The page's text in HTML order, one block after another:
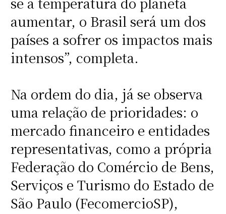
aumentar, o Brasil será um dos
países a sofrer os impactos mais
intensos”, completa.
Na ordem do dia, já se observa
uma relação de prioridades: o
mercado financeiro e entidades
representativas, como a própria
Federação do Comércio de Bens,
Serviços e Turismo do Estado de
São Paulo (FecomercioSP),